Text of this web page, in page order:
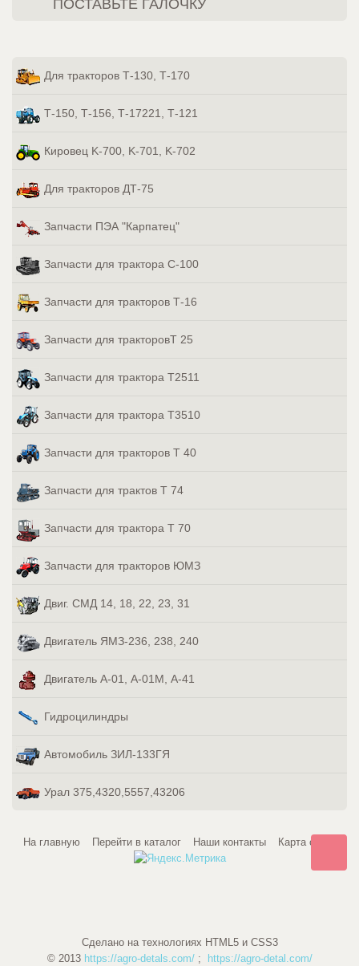
ПОСТАВЬТЕ ГАЛОЧКУ
Для тракторов Т-130, Т-170
Т-150, Т-156, Т-17221, Т-121
Кировец K-700, K-701, K-702
Для тракторов ДТ-75
Запчасти ПЭА "Карпатец"
Запчасти для трактора С-100
Запчасти для тракторов Т-16
Запчасти для тракторовТ 25
Запчасти для трактора Т2511
Запчасти для трактора Т3510
Запчасти для тракторов Т 40
Запчасти для трактов Т 74
Запчасти для трактора Т 70
Запчасти для тракторов ЮМЗ
Двиг. СМД 14, 18, 22, 23, 31
Двигатель ЯМЗ-236, 238, 240
Двигатель А-01, А-01М, А-41
Гидроцилиндры
Автомобиль ЗИЛ-133ГЯ
Урал 375,4320,5557,43206
На главную Перейти в каталог Наши контакты Карта сайта
Сделано на технологиях HTML5 и CSS3
© 2013 https://agro-detals.com/; https://agro-detal.com/